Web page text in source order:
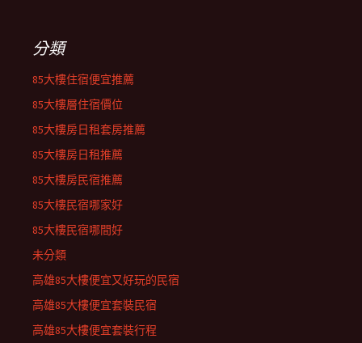
分類
85大樓住宿便宜推薦
85大樓層住宿價位
85大樓房日租套房推薦
85大樓房日租推薦
85大樓房民宿推薦
85大樓民宿哪家好
85大樓民宿哪間好
未分類
高雄85大樓便宜又好玩的民宿
高雄85大樓便宜套裝民宿
高雄85大樓便宜套裝行程